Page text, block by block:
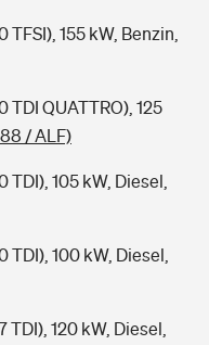
TFSI), 155 kW, Benzin,
TDI QUATTRO), 125
/ ALF)
TDI), 105 kW, Diesel,
TDI), 100 kW, Diesel,
TDI), 120 kW, Diesel,